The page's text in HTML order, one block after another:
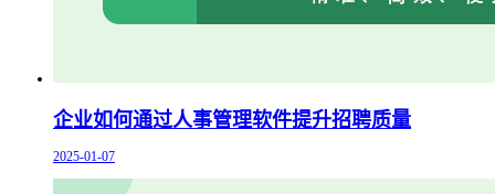
企业如何通过人事管理软件提升招聘质量
2025-01-07